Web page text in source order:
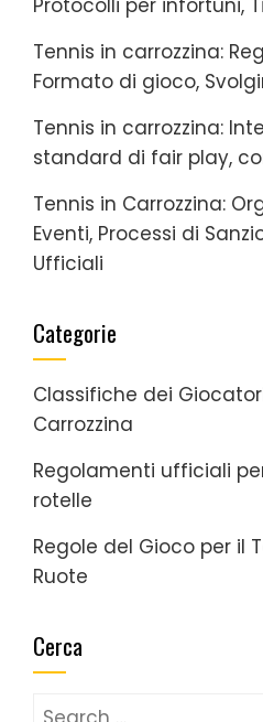
Protocolli per infortuni,
Tennis in carrozzina:
Formato di gioco,
Tennis in carrozzina:
standard di fair play,
Tennis in Carrozzina:
Eventi, Processi di
Ufficiali
Categorie
Classifiche dei
Carrozzina
Regolamenti ufficiali
rotelle
Regole del Gioco per il
Ruote
Cerca
Search